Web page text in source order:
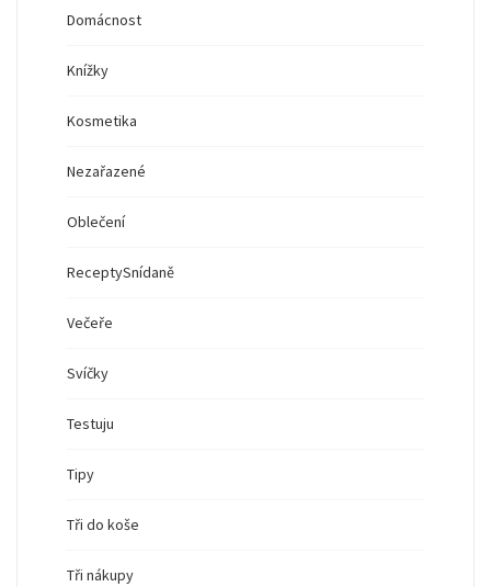
Domácnost
Knížky
Kosmetika
Nezařazené
Oblečení
ReceptySnídaně
Večeře
Svíčky
Testuju
Tipy
Tři do koše
Tři nákupy